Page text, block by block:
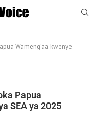
Wameng’aa kwenye
Papua
SEA ya 2025